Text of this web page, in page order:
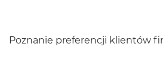
Poznanie preferencji klientów